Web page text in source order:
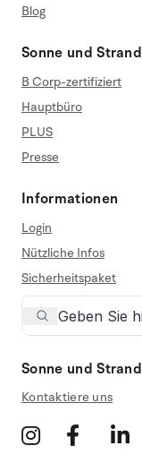
Blog
Sonne und Strand
B Corp-zertifiziert
Hauptbüro
PLUS
Presse
Informationen
Login
Nützliche Infos
Sicherheitspaket
Sonne und Strand
Kontaktiere uns